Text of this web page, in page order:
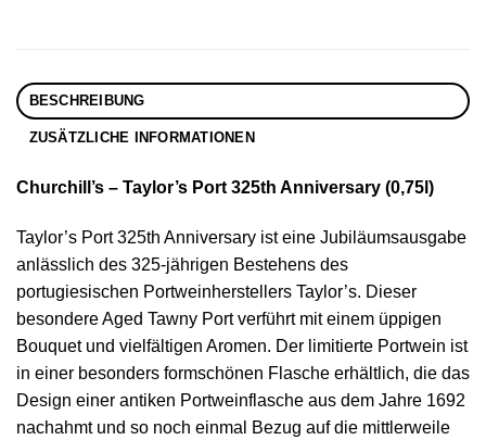
BESCHREIBUNG
ZUSÄTZLICHE INFORMATIONEN
Churchill’s – Taylor’s Port 325th Anniversary (0,75l)
Taylor’s Port 325th Anniversary ist eine Jubiläumsausgabe
anlässlich des 325-jährigen Bestehens des
portugiesischen Portweinherstellers Taylor’s. Dieser
besondere Aged Tawny Port verführt mit einem üppigen
Bouquet und vielfältigen Aromen. Der limitierte Portwein ist
in einer besonders formschönen Flasche erhältlich, die das
Design einer antiken Portweinflasche aus dem Jahre 1692
nachahmt und so noch einmal Bezug auf die mittlerweile